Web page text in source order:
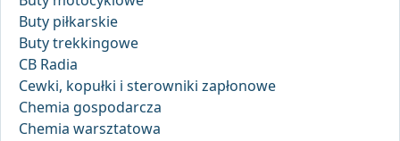
Buty piłkarskie
Buty trekkingowe
CB Radia
Cewki, kopułki i sterowniki zapłonowe
Chemia gospodarcza
Chemia warsztatowa